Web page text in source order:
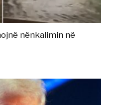
nënkalimin në